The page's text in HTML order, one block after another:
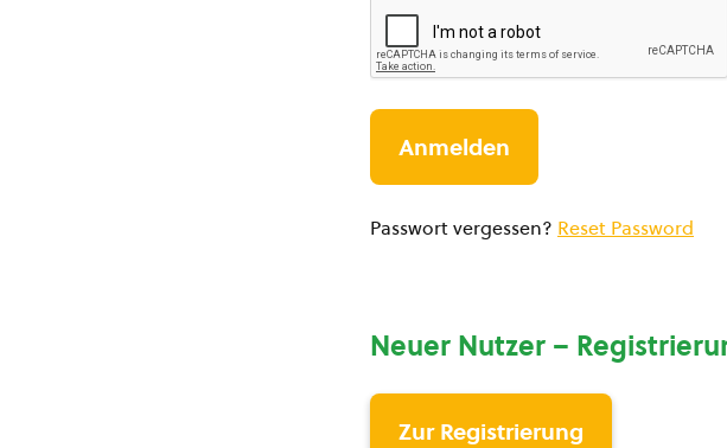
Passwort vergessen? Reset Password
Neuer Nutzer –
Zur Registrierung